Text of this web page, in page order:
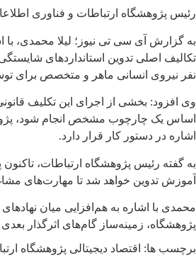
رئیس پژوهشگاه ارتباطات و فناوری
به گزارش آی سی تی نیوز؛ لیلا محمدی،
نفر نیروی انسانی ماهر و متخصص برای
وی افزود: بخشی از اجرای این تکلیف
اساس یک چارچوب مشخص انجام شود،
اشاره در دستور کار قرار دارد.
به گفته رئیس پژوهشگاه ارتباطات،
آموزش تدوین خواهد شد تا مهارت‌های
محمدی با اشاره به هم‌افزایی میان
پژوهشگاه، زمینه‌ساز گام‌های اثرگذار
برچسب ها: اقتصاد دیجیتالی پژوهشگاه